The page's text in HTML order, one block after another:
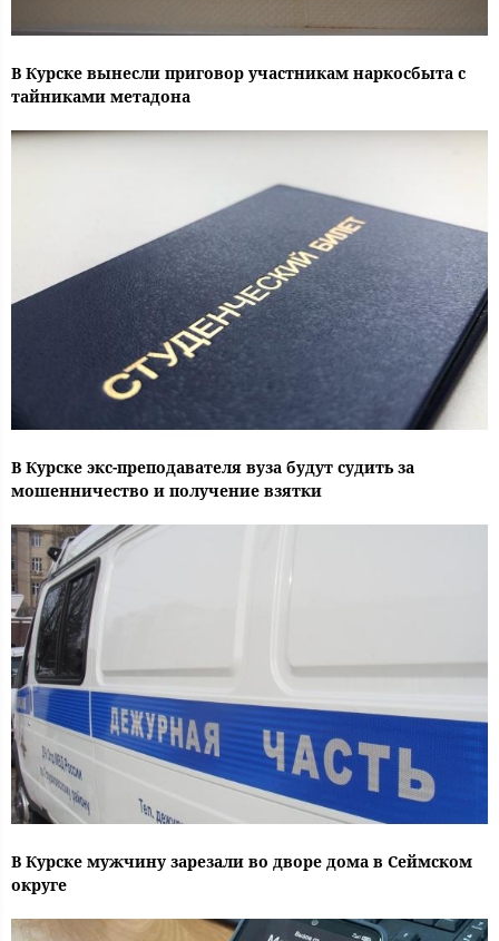
В Курске вынесли приговор участникам наркосбыта с
тайниками метадона
В Курске экс-преподавателя вуза будут судить за
мошенничество и получение взятки
В Курске мужчину зарезали во дворе дома в Сеймском
округе